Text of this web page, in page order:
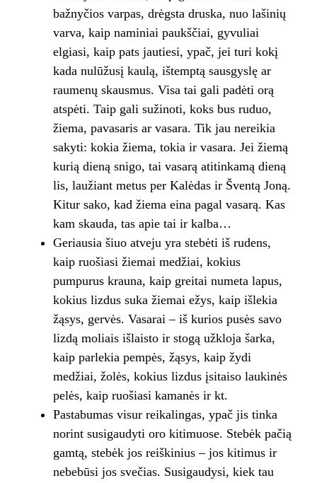
bažnyčios varpas, drėgsta druska, nuo lašinių
varva, kaip naminiai paukščiai, gyvuliai
elgiasi, kaip pats jautiesi, ypač, jei turi kokį
kada nulūžusį kaulą, ištemptą sausgyslę ar
raumenų skausmus. Visa tai gali padėti orą
atspėti. Taip gali sužinoti, koks bus ruduo,
žiema, pavasaris ar vasara. Tik jau nereikia
sakyti: kokia žiema, tokia ir vasara. Jei žiemą
kurią dieną snigo, tai vasarą atitinkamą dieną
lis, laužiant metus per Kalėdas ir Šventą Joną.
Kitur sako, kad žiema eina pagal vasarą. Kas
kam skauda, tas apie tai ir kalba…
Geriausia šiuo atveju yra stebėti iš rudens,
kaip ruošiasi žiemai medžiai, kokius
pumpurus krauna, kaip greitai numeta lapus,
kokius lizdus suka žiemai ežys, kaip išlekia
žąsys, gervės. Vasarai – iš kurios pusės savo
lizdą moliais išlaisto ir stogą užkloja šarka,
kaip parlekia pempės, žąsys, kaip žydi
medžiai, žolės, kokius lizdus įsitaiso laukinės
pelės, kaip ruošiasi kamanės ir kt.
Pastabumas visur reikalingas, ypač jis tinka
norint susigaudyti oro kitimuose. Stebėk pačią
gamtą, stebėk jos reiškinius – jos kitimus ir
nebebūsi jos svečias. Susigaudysi, kiek tau